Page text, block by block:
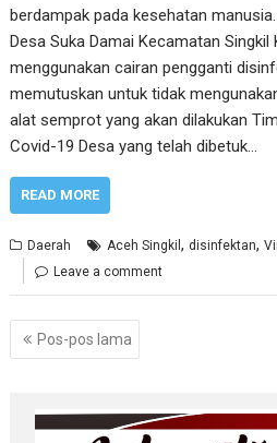
berdampak pada kesehatan
Desa Suka Damai Kecamatan Singkil
menggunakan cairan pengganti
memutuskan untuk tidak
alat semprot yang akan dilakukan
Covid-19 Desa yang telah dibetuk…
READ MORE
Daerah Aceh Singkil, disinfektan,
Leave a comment
Navigasi
pos
Pos-pos lama